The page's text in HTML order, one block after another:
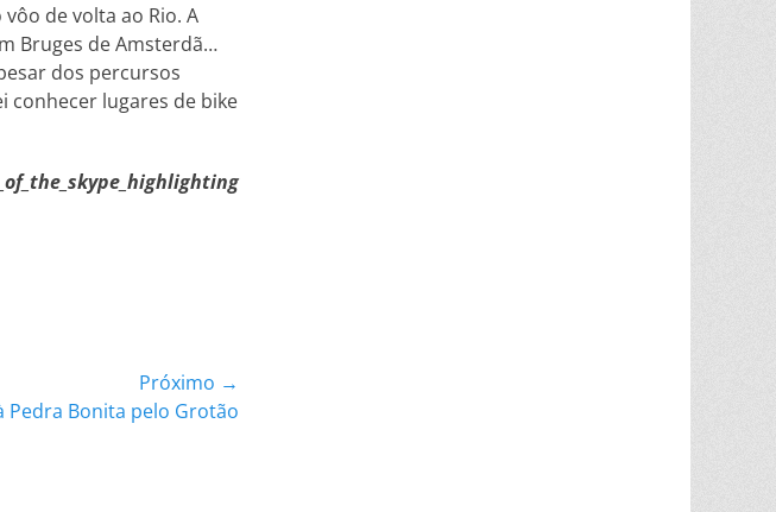
de volta ao Rio. A
Bruges de Amsterdã…
dos percursos
conhecer lugares de bike
Próximo →
Pedra Bonita pelo Grotão